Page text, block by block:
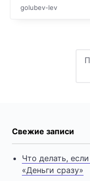
golubev-lev
Свежие записи
Что делать,
«Деньги сразу»